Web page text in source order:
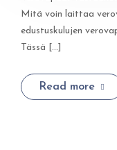
Mitä voin laittaa
edustuskulujen
Tässä [...]
Read more